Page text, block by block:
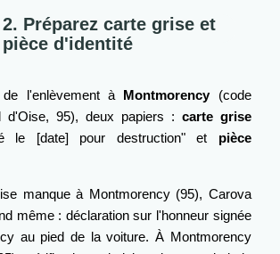
2. Préparez carte grise et
pièce d'identité
l'enlèvement à Montmorency(code
d'Oise, 95), deux papiers : carte grise
le [date] pour destruction" et pièce
manque à Montmorency (95), Carova
même : déclaration sur l'honneur signée
au pied de la voiture. À Montmorency